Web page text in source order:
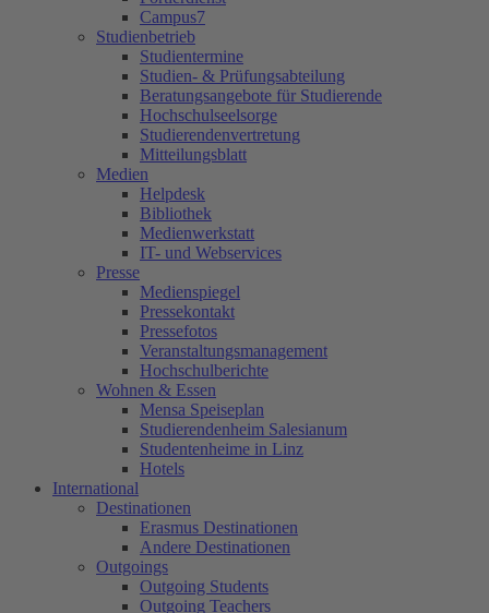
Campus7
Studienbetrieb
Studientermine
Studien- & Prüfungsabteilung
Beratungsangebote für Studierende
Hochschulseelsorge
Studierendenvertretung
Mitteilungsblatt
Medien
Helpdesk
Bibliothek
Medienwerkstatt
IT- und Webservices
Presse
Medienspiegel
Pressekontakt
Pressefotos
Veranstaltungsmanagement
Hochschulberichte
Wohnen & Essen
Mensa Speiseplan
Studierendenheim Salesianum
Studentenheime in Linz
Hotels
International
Destinationen
Erasmus Destinationen
Andere Destinationen
Outgoings
Outgoing Students
Outgoing Teachers